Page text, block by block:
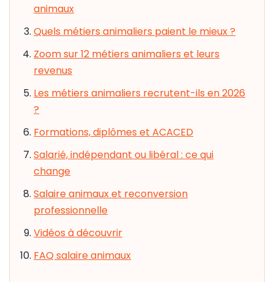
animaux
Quels métiers animaliers paient le mieux ?
Zoom sur 12 métiers animaliers et leurs
revenus
Les métiers animaliers recrutent-ils en 2026
?
Formations, diplômes et ACACED
Salarié, indépendant ou libéral : ce qui
change
Salaire animaux et reconversion
professionnelle
Vidéos à découvrir
FAQ salaire animaux